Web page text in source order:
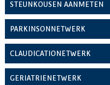
STEUNKOUSEN AANMETEN
PARKINSONNETWERK
CLAUDICATIONETWERK
GERIATRIENETWERK